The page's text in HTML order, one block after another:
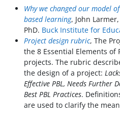
Why we changed our model
based learning, John
PhD. Buck Institute for
Project design rubric, The
the 8 Essential Elements of
projects. The rubric
the design of a project:
Effective PBL, Needs Further
Best PBL Practices.
are used to clarify the